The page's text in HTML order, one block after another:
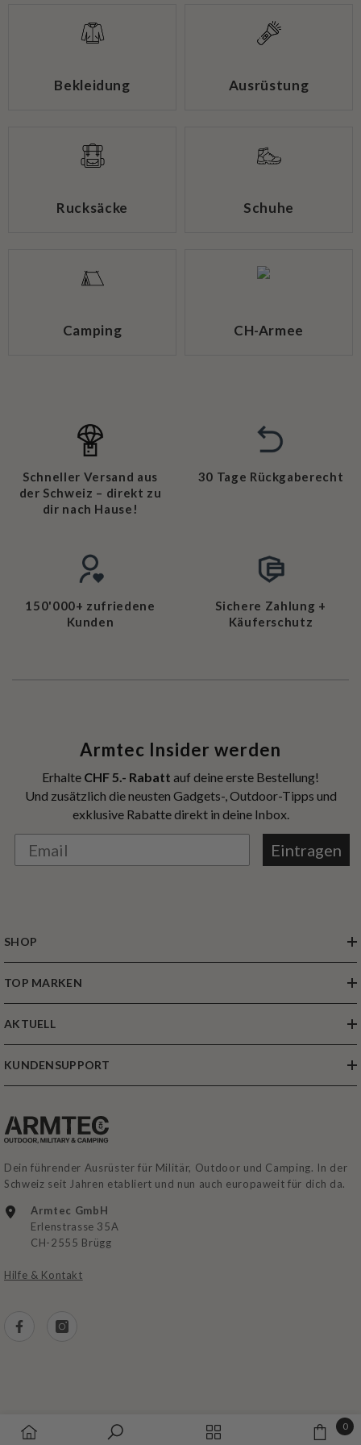
Bekleidung Ausrüstung
Rucksäcke Schuhe
Camping CH-Armee
Schneller Versand aus
der Schweiz – direkt zu
dir nach Hause!
30 Tage Rückgaberecht
150'000+ zufriedene
Kunden
Sichere Zahlung +
Käuferschutz
Armtec Insider werden
Erhalte CHF 5.- Rabatt auf deine erste Bestellung!
Und zusätzlich die neusten Gadgets-, Outdoor-Tipps und
exklusive Rabatte direkt in deine Inbox.
Eintragen
SHOP
TOP MARKEN
AKTUELL
KUNDENSUPPORT
Dein führender Ausrüster für Militär, Outdoor und Camping. In der
Schweiz seit Jahren etabliert und nun auch europaweit für dich da.
Armtec GmbH
Erlenstrasse 35A
CH-2555 Brügg
Hilfe & Kontakt
Zahlung| Datenschutz Impressum
0